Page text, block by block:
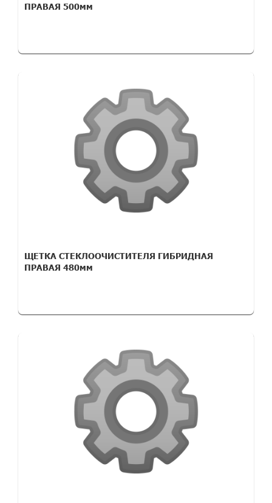
ПРАВАЯ 500мм
ЩЕТКА СТЕКЛООЧИСТИТЕЛЯ ГИБРИДНАЯ
ПРАВАЯ 480мм